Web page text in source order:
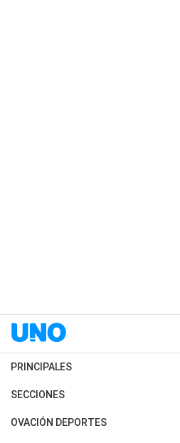
PRINCIPALES
Últimas Noticias
Política
SECCIONES
Horóscopo
OVACIÓN DEPORTES